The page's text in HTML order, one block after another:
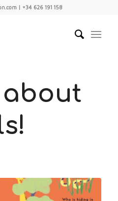
| +34 626 191 158
about